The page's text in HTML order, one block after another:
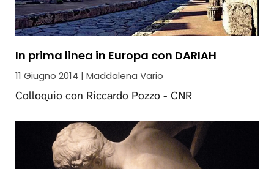
In prima linea in Europa con DARIAH
11 Giugno 2014 | Maddalena Vario
Colloquio con Riccardo Pozzo - CNR